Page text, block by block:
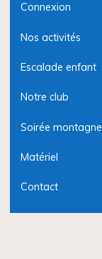
Connexion
Nos activités
Escalade enfant
Notre club
Soirée montagne
Matériel
Contact